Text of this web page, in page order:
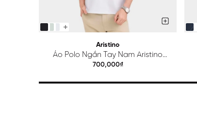
Aristino
Áo Polo Ngắn Tay Nam Aristino
Regular APS615EDP01
700,000₫